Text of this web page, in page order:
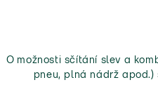
O možnosti sčítání slev a
pneu, plná nádrž apod.)